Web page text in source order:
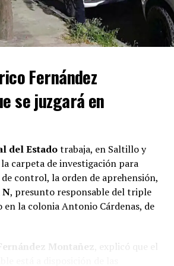
de VANGUARDIA
Fernández
se juzgará en
del Estadotrabaja, en Saltillo y
carpeta de investigación para
control, la orden de aprehensión,
N, presunto responsable del triple
la colonia Antonio Cárdenas, de
Montañez , explicó que el